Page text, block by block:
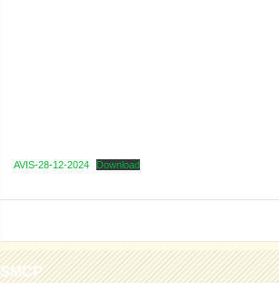
AVIS-28-12-2024 Download
SMCP